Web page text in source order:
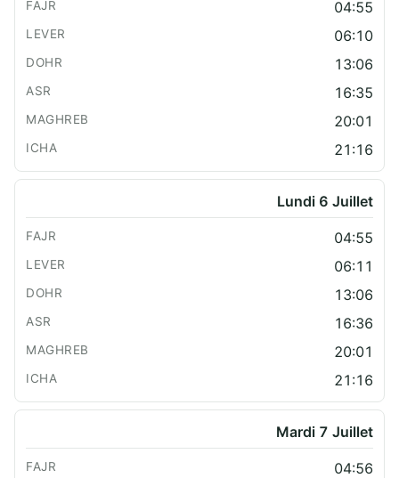
04:55
06:10
13:06
16:35
20:01
21:16
Lundi 6 Juillet
04:55
06:11
13:06
16:36
20:01
21:16
Mardi 7 Juillet
04:56